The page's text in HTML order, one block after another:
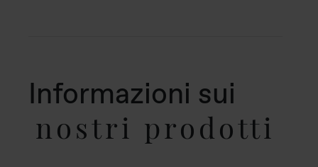
Informazioni sui
nostri prodotti